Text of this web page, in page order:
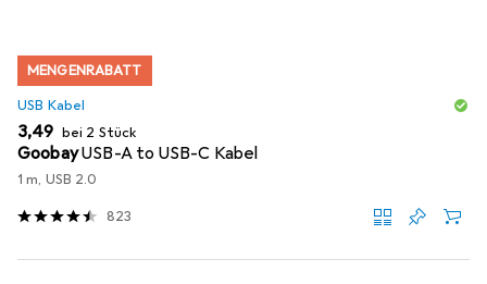
MENGENRABATT
USB Kabel
EUR
3,49 bei 2 Stück
GoobayUSB-A to USB-C Kabel
1 m, USB 2.0
823